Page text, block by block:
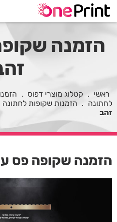
הזמנה
ראשי . קטלוג מוצרי דפוס .
לחתונה . הזמנות שקופות לחתונה
זהב
הזמנה שקופה פס